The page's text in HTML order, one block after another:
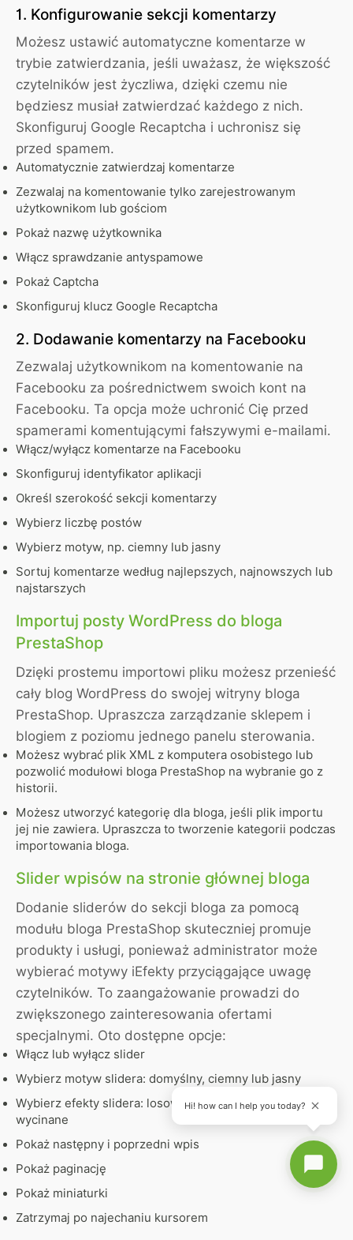
1. Konfigurowanie sekcji komentarzy
Możesz ustawić automatyczne komentarze w
trybie zatwierdzania, jeśli uważasz, że większość
czytelników jest życzliwa, dzięki czemu nie
będziesz musiał zatwierdzać każdego z nich.
Skonfiguruj Google Recaptcha i uchronisz się
przed spamem.
Automatycznie zatwierdzaj komentarze
Zezwalaj na komentowanie tylko zarejestrowanym
użytkownikom lub gościom
Pokaż nazwę użytkownika
Włącz sprawdzanie antyspamowe
Pokaż Captcha
Skonfiguruj klucz Google Recaptcha
2. Dodawanie komentarzy na Facebooku
Zezwalaj użytkownikom na komentowanie na
Facebooku za pośrednictwem swoich kont na
Facebooku. Ta opcja może uchronić Cię przed
spamerami komentującymi fałszywymi e-mailami.
Włącz/wyłącz komentarze na Facebooku
Skonfiguruj identyfikator aplikacji
Określ szerokość sekcji komentarzy
Wybierz liczbę postów
Wybierz motyw, np. ciemny lub jasny
Sortuj komentarze według najlepszych, najnowszych lub
najstarszych
Importuj posty WordPress do bloga
PrestaShop
Dzięki prostemu importowi pliku możesz przenieść
cały blog WordPress do swojej witryny bloga
PrestaShop. Upraszcza zarządzanie sklepem i
blogiem z poziomu jednego panelu sterowania.
Możesz wybrać plik XML z komputera osobistego lub
pozwolić modułowi bloga PrestaShop na wybranie go z
historii.
Możesz utworzyć kategorię dla bloga, jeśli plik importu
jej nie zawiera. Upraszcza to tworzenie kategorii podczas
importowania bloga.
Slider wpisów na stronie głównej bloga
Dodanie sliderów do sekcji bloga za pomocą
modułu bloga PrestaShop skuteczniej promuje
produkty i usługi, ponieważ administrator może
wybierać motywy iEfekty przyciągające uwagę
czytelników. To zaangażowanie prowadzi do
zwiększonego zainteresowania ofertami
specjalnymi. Oto dostępne opcje:
Włącz lub wyłącz slider
Wybierz motyw slidera: domyślny, ciemny lub jasny
Wybierz efekty slidera: losowe, zwijane, zanikające,
wycinane
Pokaż następny i poprzedni wpis
Pokaż paginację
Pokaż miniaturki
Zatrzymaj po najechaniu kursorem
Hi! how can I help you today?